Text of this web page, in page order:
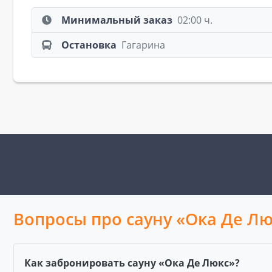
Минимальный заказ 02:00 ч.
Остановка Гагарина
Вопросы про сауну «Ока Де
Как забронировать сауну «Ока Де Люкс»?